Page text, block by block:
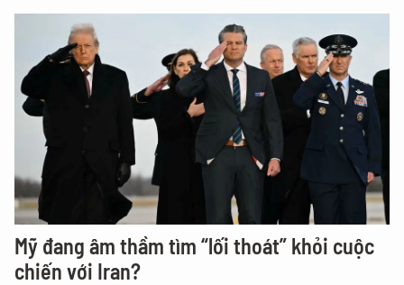
Mỹ đang âm thầm tìm “lối thoát” khỏi cuộc
chiến với Iran?